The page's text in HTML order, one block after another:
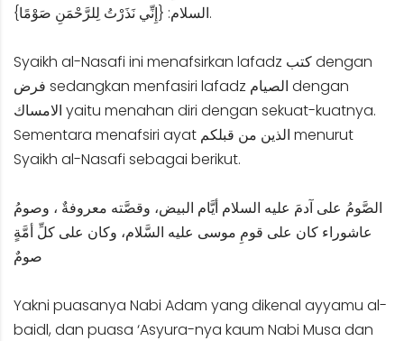
السلام: {إِنِّي نَذَرْتُ لِلرَّحْمَنِ صَوْمًا}.
Syaikh al-Nasafi ini menafsirkan lafadz كتب dengan
فرض sedangkan menfasiri lafadz الصيام dengan
الامساك yaitu menahan diri dengan sekuat-kuatnya.
Sementara menafsiri ayat الذين من قبلكم menurut
Syaikh al-Nasafi sebagai berikut.
الصَّومُ على آدمَ عليه السلام أيَّام البيض، وقصَّته معروفةٌ ، وصومُ
عاشوراء كان على قومِ موسى عليه السَّلام، وكان على كلِّ أمَّةٍ
صومٌ
Yakni puasanya Nabi Adam yang dikenal ayyamu al-
baidl, dan puasa ‘Asyura-nya kaum Nabi Musa dan